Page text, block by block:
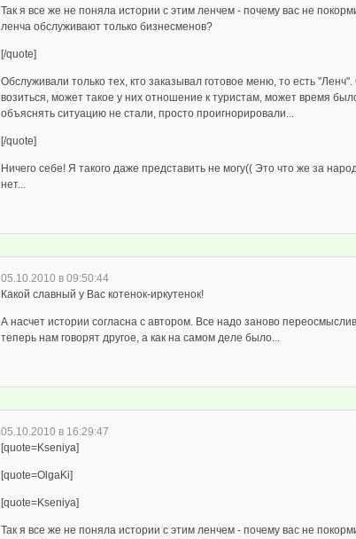
Так я все же не поняла истории с этим ленчем - почему вас не
ленча обслуживают только бизнесменов?
[/quote]
Обслуживали только тех, кто заказывал готовое меню, то есть
возиться, может такое у них отношение к туристам, может время
объяснять ситуацию не стали, просто проигнорировали...
[/quote]
Ничего себе! Я такого даже представить не могу(( Это что же за
нет...
05.10.2010 в 09:50:44
Какой славный у Вас котенок-иркутенок!
А насчет истории согласна с автором. Все надо заново
теперь нам говорят другое, а как на самом деле было...
05.10.2010 в 16:29:47
[quote=Kseniya]
[quote=OlgaKi]
[quote=Kseniya]
Так я все же не поняла истории с этим ленчем - почему вас не